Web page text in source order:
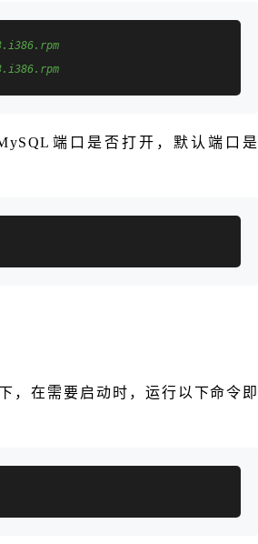
端口是否打开，默认端口是
，在需要启动时，运行以下命令即